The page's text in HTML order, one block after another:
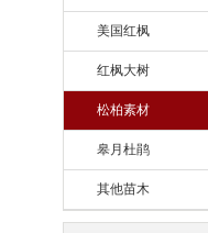
美国红枫
红枫大树
松柏素材
皋月杜鹃
其他苗木